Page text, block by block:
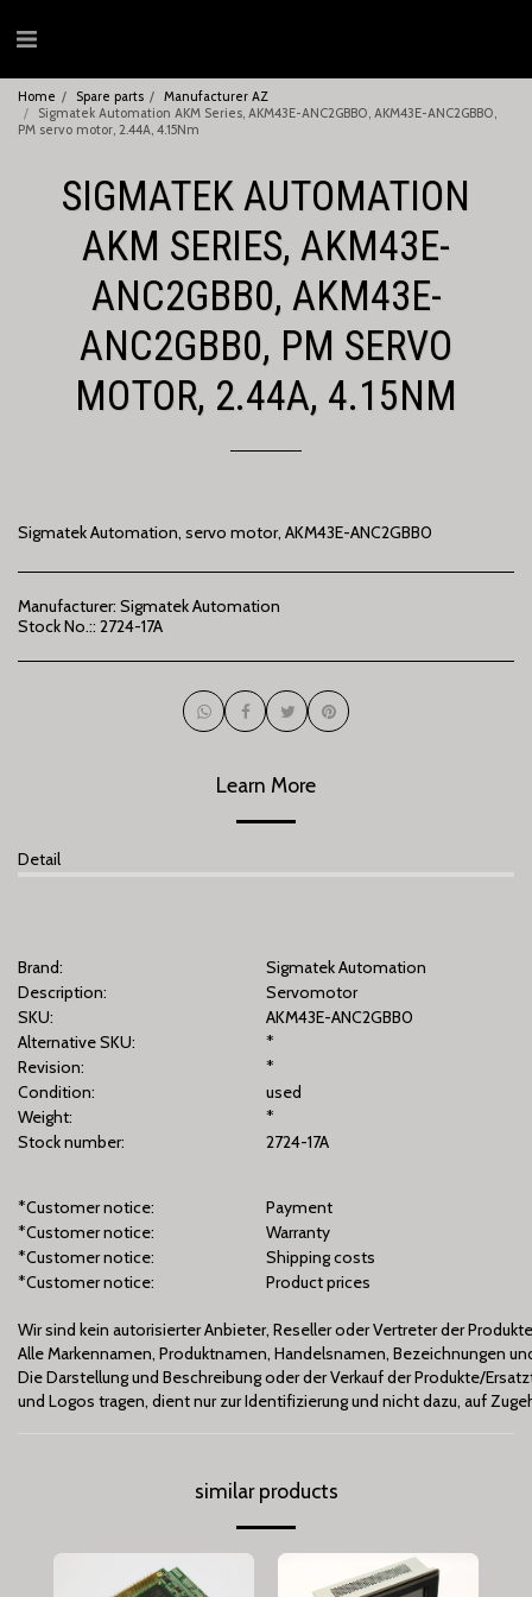
Home Spare parts
Manufacturer AZ
Sigmatek Automation AKM Series, AKM43E-ANC2GBB0, AKM43E-ANC2GBB0,
PM servo motor, 2.44A, 4.15Nm
SIGMATEK AUTOMATION
AKM SERIES, AKM43E-
ANC2GBB0, AKM43E-
ANC2GBB0, PM SERVO
MOTOR, 2.44A, 4.15NM
Sigmatek Automation, servo motor, AKM43E-ANC2GBB0
Manufacturer: Sigmatek Automation
Stock No.:: 2724-17A
Learn More
Detail
Brand:
Sigmatek Automation
Description:
Servomotor
SKU:
AKM43E-ANC2GBB0
Alternative SKU:
*
Revision:
*
Condition:
used
Weight:
*
Stock number:
2724-17A
*Customer notice:
Payment
*Customer notice:
Warranty
*Customer notice:
Shipping costs
*Customer notice:
Product prices
Wir sind kein autorisierter Anbieter, Reseller oder Vertreter der
Alle Markennamen, Produktnamen, Handelsnamen, Bezeichnungen
Die Darstellung und Beschreibung oder der Verkauf der Produkte/
und Logos tragen, dient nur zur Identifizierung und nicht dazu, auf
similar products